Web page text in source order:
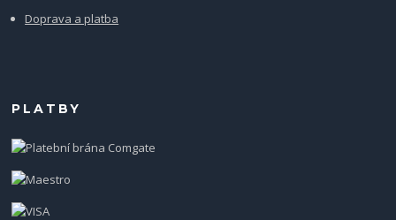
Doprava a platba
PLATBY